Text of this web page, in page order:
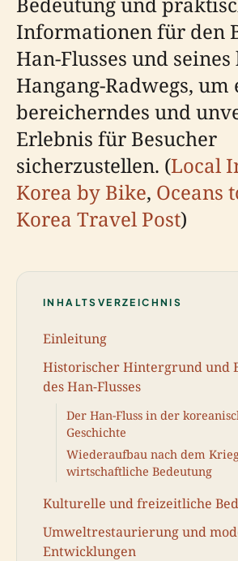
Informationen für den
Han-Flusses und
Hangang-Radwegs, um
bereicherndes und
Erlebnis für Besucher
sicherzustellen. (Local
Korea by Bike, Oceans
Korea Travel Post)
INHALTSVERZEICHNIS
Einleitung
Historischer Hintergrund und
des Han-Flusses
Der Han-Fluss in der
Geschichte
Wiederaufbau nach dem
wirtschaftliche Bedeutung
Kulturelle und freizeitliche
Umweltrestaurierung und
Entwicklungen